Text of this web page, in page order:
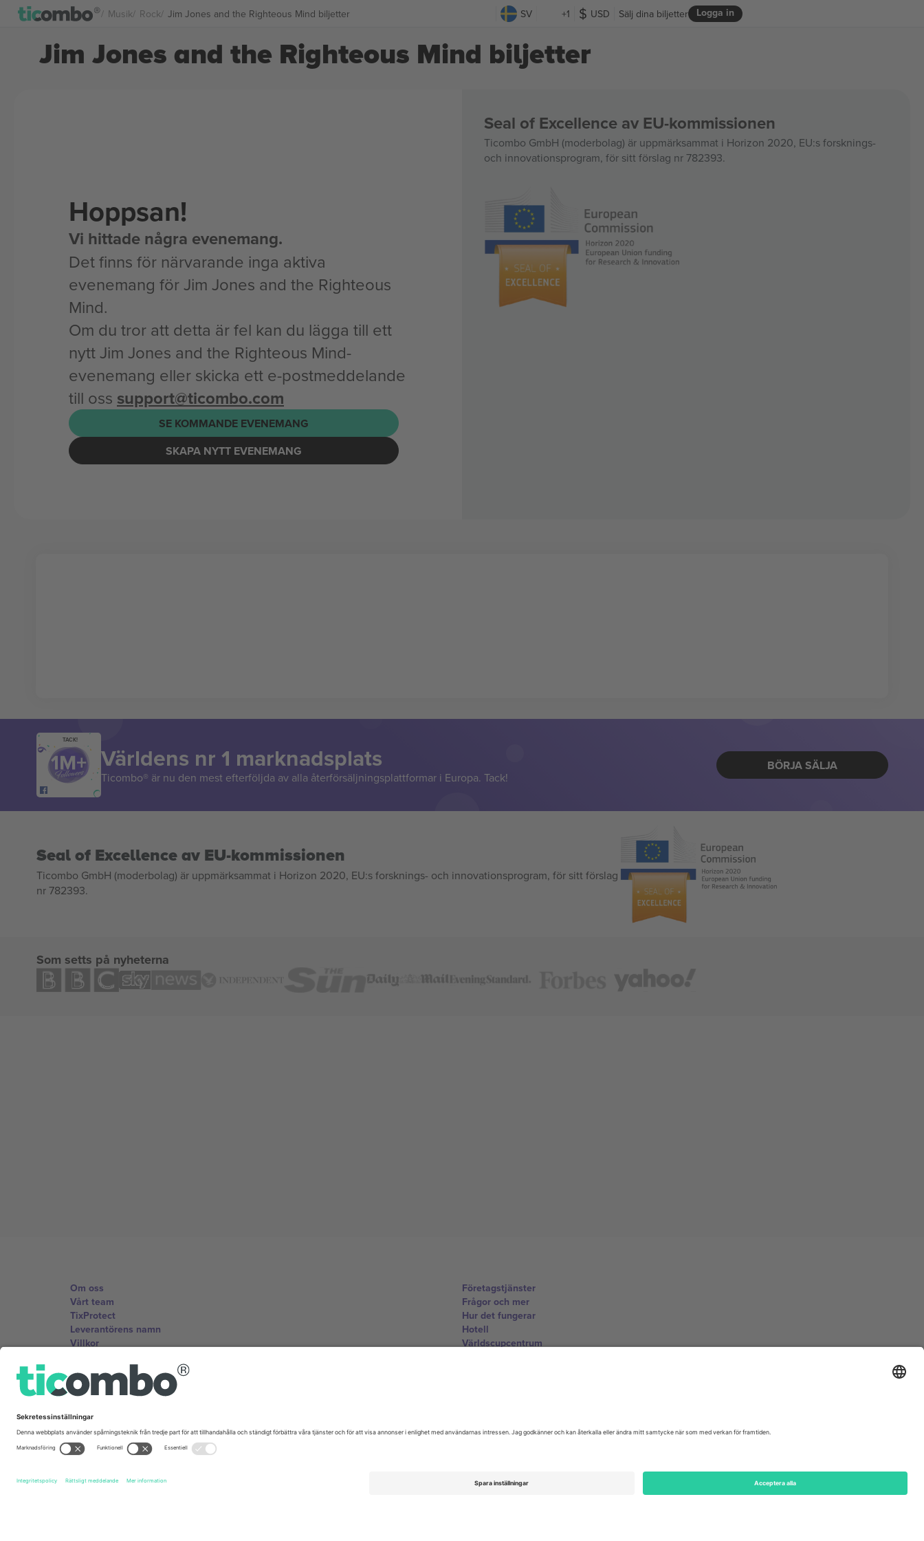
Musik Rock Jim Jones and the Righteous Mind biljetter SV +1 USD Logga in
Sälj dina biljetter
Jim Jones and the Righteous Mind biljetter
Hoppsan!
Vi hittade några evenemang.
Det finns för närvarande inga aktiva
evenemang för Jim Jones and the Righteous
Mind.
Om du tror att detta är fel kan du lägga till ett
nytt Jim Jones and the Righteous Mind-
evenemang eller skicka ett e-postmeddelande
till oss support@ticombo.com
SE KOMMANDE EVENEMANG
SKAPA NYTT EVENEMANG
Seal of Excellence av EU-kommissionen
Ticombo GmbH (moderbolag) är uppmärksammat i Horizon 2020, EU:s forsknings-
och innovationsprogram, för sitt förslag nr 782393.
TACK!
Världens nr 1 marknadsplats
Ticombo® är nu den mest efterföljda av alla återförsäljningsplattformar i Europa. Tack!
BÖRJA SÄLJA
Seal of Excellence av EU-kommissionen
Ticombo GmbH (moderbolag) är uppmärksammat i Horizon 2020, EU:s forsknings- och innovationsprogram, för sitt förslag
nr 782393.
Som setts på nyheterna
Om oss
Vårt team
TixProtect
Leverantörens namn
Villkor
Företagstjänster
Frågor och mer
Hur det fungerar
Hotell
Världscupcentrum
Kontor och support
United Kingdom